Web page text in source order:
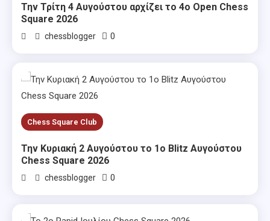
Την Τρίτη 4 Αυγούστου αρχίζει το 4ο Open Chess
Square 2026
chessblogger 0
Chess Square Club
Την Κυριακή 2 Αυγούστου το 1ο Blitz Αυγούστου
Chess Square 2026
chessblogger 0